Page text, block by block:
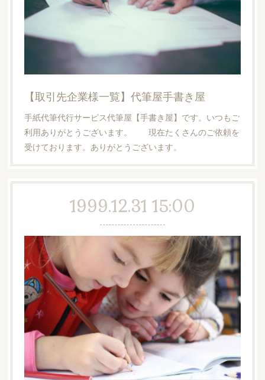
【取引先企業様一覧】代筆屋手書き屋
手紙代筆代行サービス代筆屋【手書き屋】です。いつもご
利用ありがとうございます。 現在たくさんのご依頼を
受けております。ありがとうございます。
1999.12.31 15:00